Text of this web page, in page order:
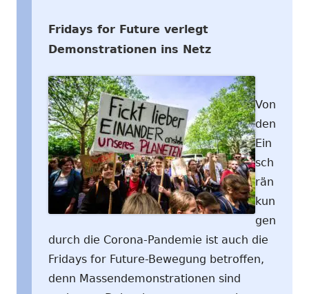
Fridays for Future verlegt
Demonstrationen ins Netz
Von
den
Ein
sch
rän
kun
gen
durch die Corona-Pandemie ist auch die
Fridays for Future-Bewegung betroffen,
denn Massendemonstrationen sind